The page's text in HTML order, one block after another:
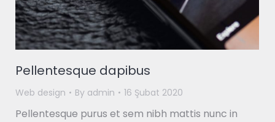
Pellentesque dapibus
Web design By admin 16 Şubat 2020
Pellentesque purus et sem nibh mattis nunc in